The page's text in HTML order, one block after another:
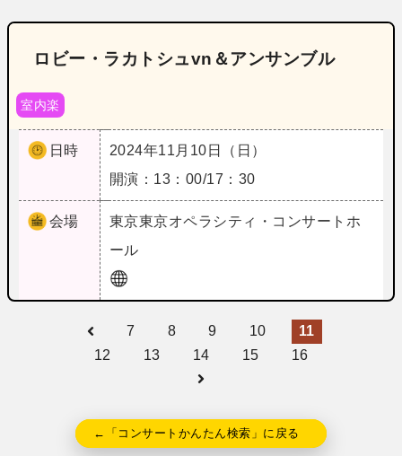
ロビー・ラカトシュvn＆アンサンブル
室内楽
日時
2024年11月10日（日）
開演：13：00/17：30
会場 東京東京オペラシティ・コンサートホ
ール
7 8 9 10
11
12
13 14 15 16
←「コンサートかんたん検索」に戻る